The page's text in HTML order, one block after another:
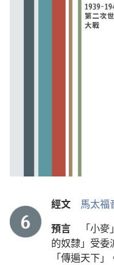
經文 馬太福
預言 「小麥
的奴隸」受委
「傳遍天下」